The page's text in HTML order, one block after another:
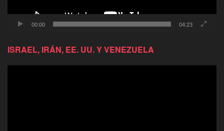
00:00 04:23
ISRAEL, IRÁN, EE. UU. Y VENEZUELA